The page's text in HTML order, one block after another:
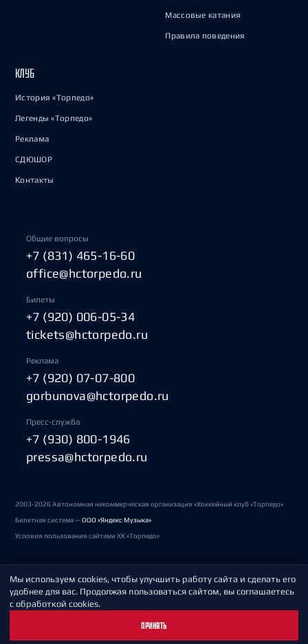
Массовые катания
Правила поведения
КЛУБ
История «Торпедо»
Легенды «Торпедо»
Реклама
СДЮШОР
Контакты
Общие вопросы
+7 (831) 465-16-60
office@hctorpedo.ru
Билеты
+7 (920) 006-05-34
tickets@hctorpedo.ru
Реклама
+7 (920) 07-07-800
gorbunova@hctorpedo.ru
Пресс-служба
+7 (930) 800-1946
pressa@hctorpedo.ru
2003-2026 Автономная некоммерческая организация «Хоккейный клуб «Торпедо»
Билетная система —ООО «Яндекс Музыка»
Условия пользования сайтами ХК «Торпедо»
Политика обработки персональных данных
Пользовательское соглашение
Мы используем cookies, чтобы улучшить работу сайта и сделать его
удобнее для вас. Продолжая пользоваться сайтом, вы соглашаетесь
с обработкой cookies.
ПРИНЯТЬ